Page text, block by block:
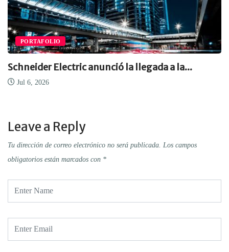
PORTAFOLIO
Schneider Electric anunció la llegada a la...
Jul 6, 2026
Leave a Reply
Tu dirección de correo electrónico no será publicada. Los campos
obligatorios están marcados con *